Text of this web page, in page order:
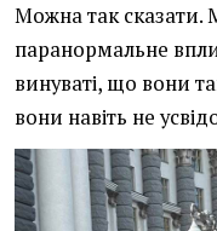
Можна так сказати.
паранормальне
винуваті, що вони
вони навіть не